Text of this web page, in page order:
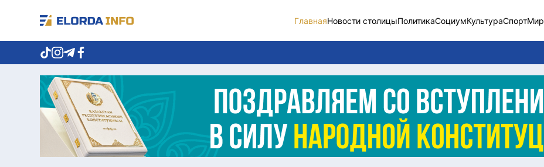
ГлавнаяНовости столицыПолитикаСоциумКультураСпортМир
Новости столицы
Социум
Спорт